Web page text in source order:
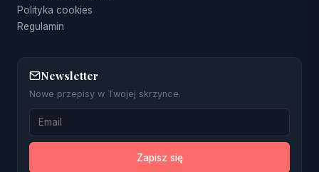
Polityka cookies
Regulamin
Newsletter
Nowe przepisy w Twojej skrzynce.
Zapisz się